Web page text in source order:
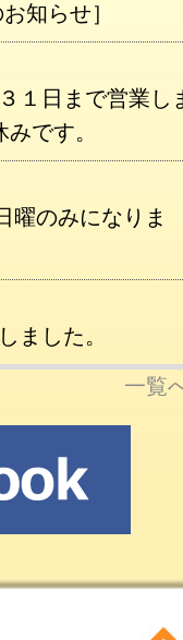
知らせ］
１日まで営業し
です。
曜のみになりま
ました。
一覧